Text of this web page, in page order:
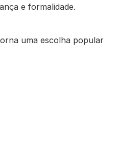
e formalidade.
uma escolha popular